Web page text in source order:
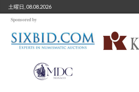
土曜日, 08.08.2026
Sponsored by